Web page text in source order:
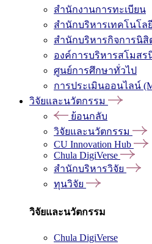
สำนักงานการทะเบียน
สำนักบริหารเทคโนโล
สำนักบริหารกิจการนิสิ
องค์การบริหารสโมสร
ศูนย์การศึกษาทั่วไป
การประเมินออนไลน์
วิจัยและนวัตกรรม
ย้อนกลับ
วิจัยและนวัตกรรม
CU Innovation Hub
Chula DigiVerse
สำนักบริหารวิจัย
ทุนวิจัย
วิจัยและนวัตกรรม
Chula DigiVerse